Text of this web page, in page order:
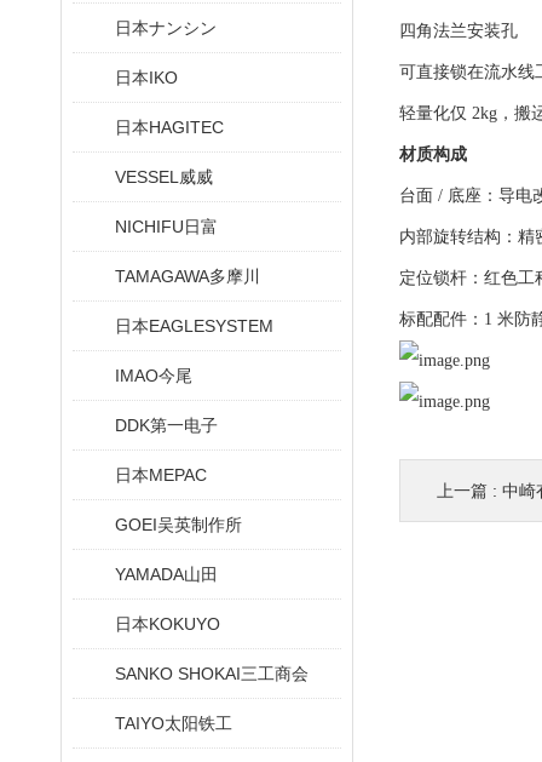
日本ナンシン
日本IKO
日本HAGITEC
VESSEL威威
NICHIFU日富
TAMAGAWA多摩川
日本EAGLESYSTEM
IMAO今尾
DDK第一电子
日本MEPAC
GOEI吴英制作所
YAMADA山田
日本KOKUYO
SANKO SHOKAI三工商会
TAIYO太阳铁工
四角法兰安装孔
可直接锁在流水线
轻量化仅 2kg，搬
材质构成
台面 / 底座：导电
内部旋转结构：精
定位锁杆：红色工
标配配件：1 米防
上一篇 : 中崎有售